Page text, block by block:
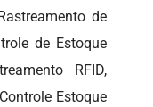
de
de Estoque
RFID,
Estoque